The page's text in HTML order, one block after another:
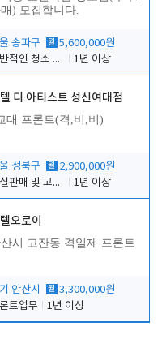
) 모집합니다.
송파구 월 5,600,000원
전반적인 청소 업무(객실청소.객실정리)
1년 이상
디 아티스트 성신여대점
대 프론트(격,비,비)
성북구 월 2,900,000원
객실판매 및 고객응대
1년 이상
오로이
시 고잔동 격일제 프론트
안산시 월 3,300,000원
트업무
1년 이상